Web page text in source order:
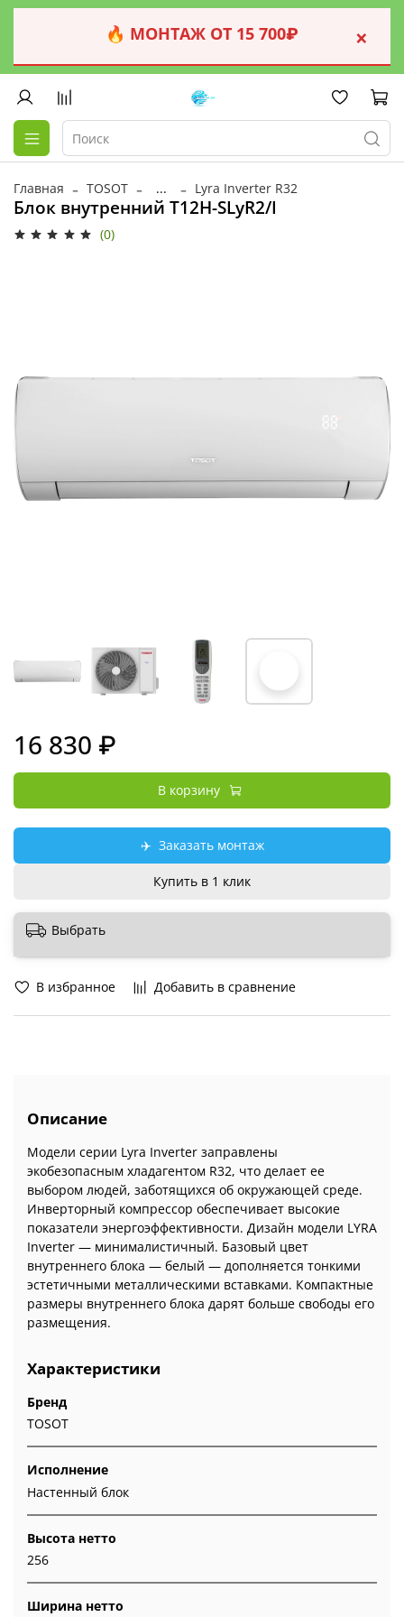
🔥 МОНТАЖ ОТ 15 700₽ ×
Главная TOSOT ... Lyra Inverter R32
Блок внутренний T12H-SLyR2/I
(0)
В избранное Добавить в сравнение
16 830 ₽
В корзину
✈️ Заказать монтаж
Купить в 1 клик
Выбрать
Описание
Модели серии Lyra Inverter заправлены
экобезопасным хладагентом R32, что делает ее
выбором людей, заботящихся об окружающей среде.
Инверторный компрессор обеспечивает высокие
показатели энергоэффективности. Дизайн модели LYRA
Inverter — минималистичный. Базовый цвет
внутреннего блока — белый — дополняется тонкими
эстетичными металлическими вставками. Компактные
размеры внутреннего блока дарят больше свободы его
размещения.
Характеристики
Бренд
TOSOT
Исполнение
Настенный блок
Высота нетто
256
Ширина нетто